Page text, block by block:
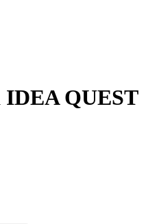
IDEA QUEST